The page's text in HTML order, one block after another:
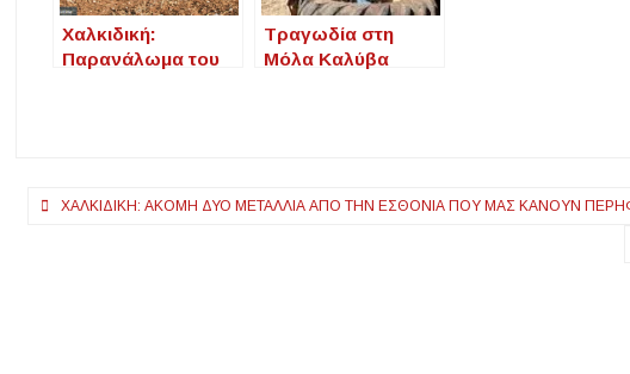
Χαλκιδική:
Παρανάλωμα του
Τραγωδία στη
Μόλα Καλύβα
Πλοήγηση
ΧΑΛΚΙΔΙΚΉ: ΑΚΌΜΗ ΔΎΟ ΜΕΤΆΛΛΙΑ ΑΠΟ ΤΗΝ ΕΣΘΟΝΊΑ ΠΟΥ ΜΑΣ ΚΆΝΟΥΝ